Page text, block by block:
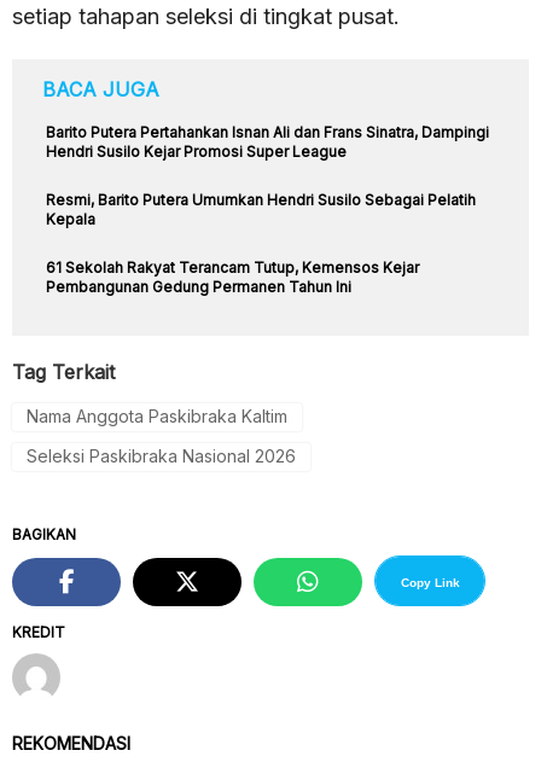
setiap tahapan seleksi di tingkat pusat.
BACA JUGA
Barito Putera Pertahankan Isnan Ali dan Frans Sinatra, Dampingi
Hendri Susilo Kejar Promosi Super League
Resmi, Barito Putera Umumkan Hendri Susilo Sebagai Pelatih
Kepala
61 Sekolah Rakyat Terancam Tutup, Kemensos Kejar
Pembangunan Gedung Permanen Tahun Ini
Tag Terkait
Nama Anggota Paskibraka Kaltim
Seleksi Paskibraka Nasional 2026
KREDIT
BAGIKAN
Copy Link
REKOMENDASI